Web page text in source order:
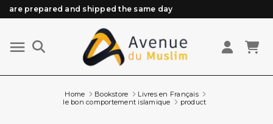
are prepared and shipped the same day
Need help? Check out our FAQ
Free delivery from 89€ purchase*
Orders placed before 3 PM (Mon to Fri)
Home Bookstore
Livres en Français
le bon comportement islamique
product